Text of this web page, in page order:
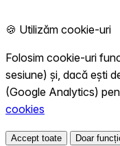
🍪 Utilizăm cookie-uri
Folosim cookie-uri
sesiune) și, dacă ești
(Google Analytics)
cookies
Accept toate Doar